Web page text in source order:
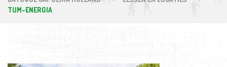
TUM-ENERGIA